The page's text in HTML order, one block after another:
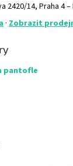
2420/14, Praha 4
· Zobrazit
pantofle